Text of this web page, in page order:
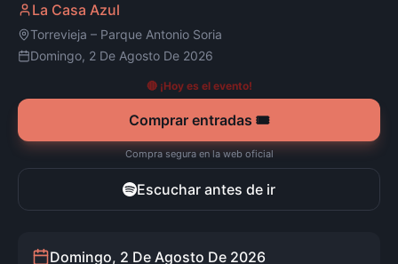
La Casa Azul
Torrevieja – Parque Antonio Soria
Domingo, 2 De Agosto De 2026
🔴 ¡Hoy es el evento!
Comprar entradas 🎟️
Compra segura en la web oficial
Escuchar antes de ir
Domingo, 2 De Agosto De 2026